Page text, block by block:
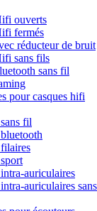
ouverts
fermés
réducteur de bruit
sans fils
sans fil
pour casques hifi
fil
auriculaires
auriculaires